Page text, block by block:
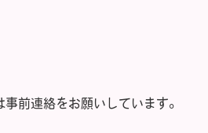
事前連絡をお願いしています。